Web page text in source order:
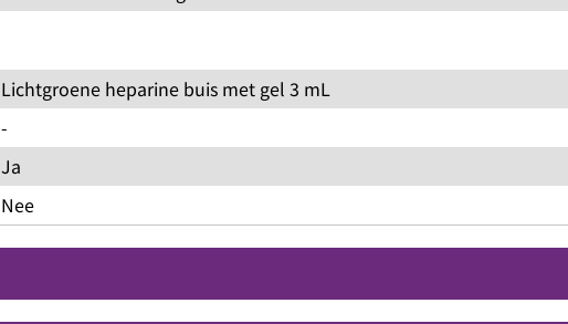
Lichtgroene heparine buis met gel 3 mL
-
Ja
Nee